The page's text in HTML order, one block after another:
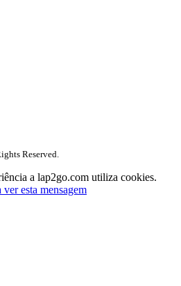
Reserved.
a lap2go.com utiliza cookies.
esta mensagem